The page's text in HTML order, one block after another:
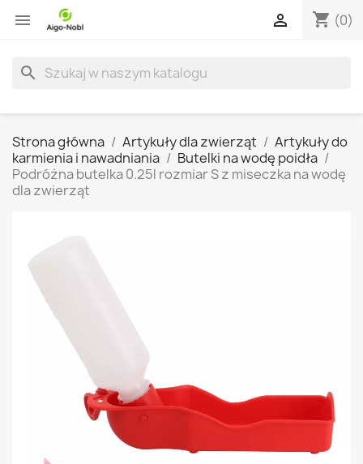
 shopping_cart (0)

search
Strona główna Artykuły dla zwierząt
Artykuły do
karmienia i nawadniania
Butelki na wodę poidła
Podróżna butelka 0.25l rozmiar S z miseczka na wodę
dla zwierząt